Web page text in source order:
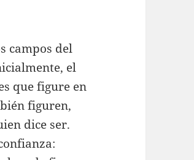
campos del
el
que figure en
figuren,
dice ser.